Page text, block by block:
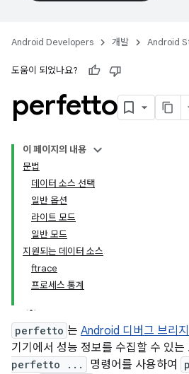
Android Developers 개발 Android
도움이 되었나요?
perfetto
이 페이지의 내용
문법
데이터 소스 선택
일반 옵션
라이트 모드
일반 모드
지원되는 데이터 소스
ftrace
프로세스 통계
perfetto 는 Android 디버그 브리
기기에서 성능 정보를 수집할 수 있는
perfetto ...
명령어를 사용하여